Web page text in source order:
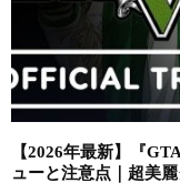
【2026年最新】『
ューと注意点｜超美